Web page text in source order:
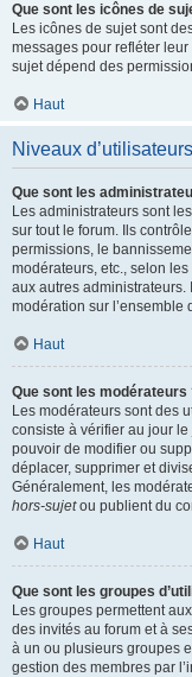
Que sont les icônes de
Les icônes de sujet sont
messages pour refléter
sujet dépend des
Haut
Niveaux
Que sont les
Les administrateurs sont
sur tout le forum. Ils
permissions, le
modérateurs, etc., selon
aux autres administrateurs.
modération sur l’ensemble
Haut
Que sont les modérateurs
Les modérateurs sont des
consiste à vérifier au jour
pouvoir de modifier ou
déplacer, supprimer et
Généralement, les
hors-sujetou publient du
Haut
Que sont les groupes
Les groupes permettent
des invités au forum et à
à un ou plusieurs groupes
gestion des membres par